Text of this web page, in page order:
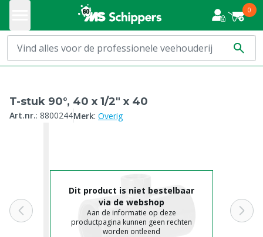
0
T-stuk 90°, 40 x 1/2" x 40
Art.nr.: 8800244Merk: Overig
Dit product is niet bestelbaar
via de webshop
Aan de informatie op deze
productpagina kunnen geen rechten
worden ontleend